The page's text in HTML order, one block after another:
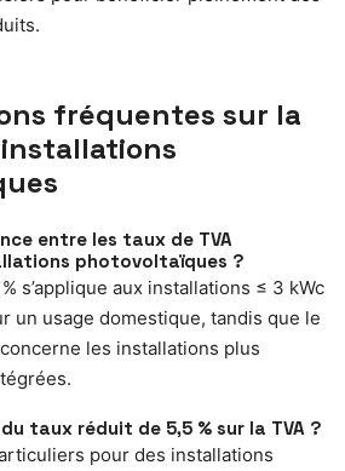
fréquentes sur la
entre les taux de TVA
photovoltaïques ?
s’applique aux installations ≤ 3 kWc
un usage domestique, tandis que le
les installations plus
taux réduit de 5,5 % sur la TVA ?
pour des installations